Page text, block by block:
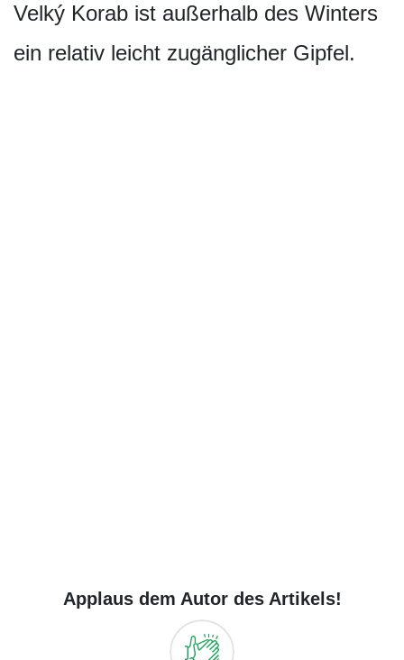
Velký Korab ist außerhalb des Winters
ein relativ leicht zugänglicher Gipfel.
Applaus dem Autor des Artikels!